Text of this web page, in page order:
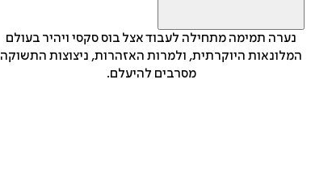
נערה תמימה מתחילה לעבוד אצל בוס סקסי ויהיר בעולם
המלונאות היוקרתית, ולמרות האזהרות, ניצוצות התשוקה
מסרבים להיעלם.